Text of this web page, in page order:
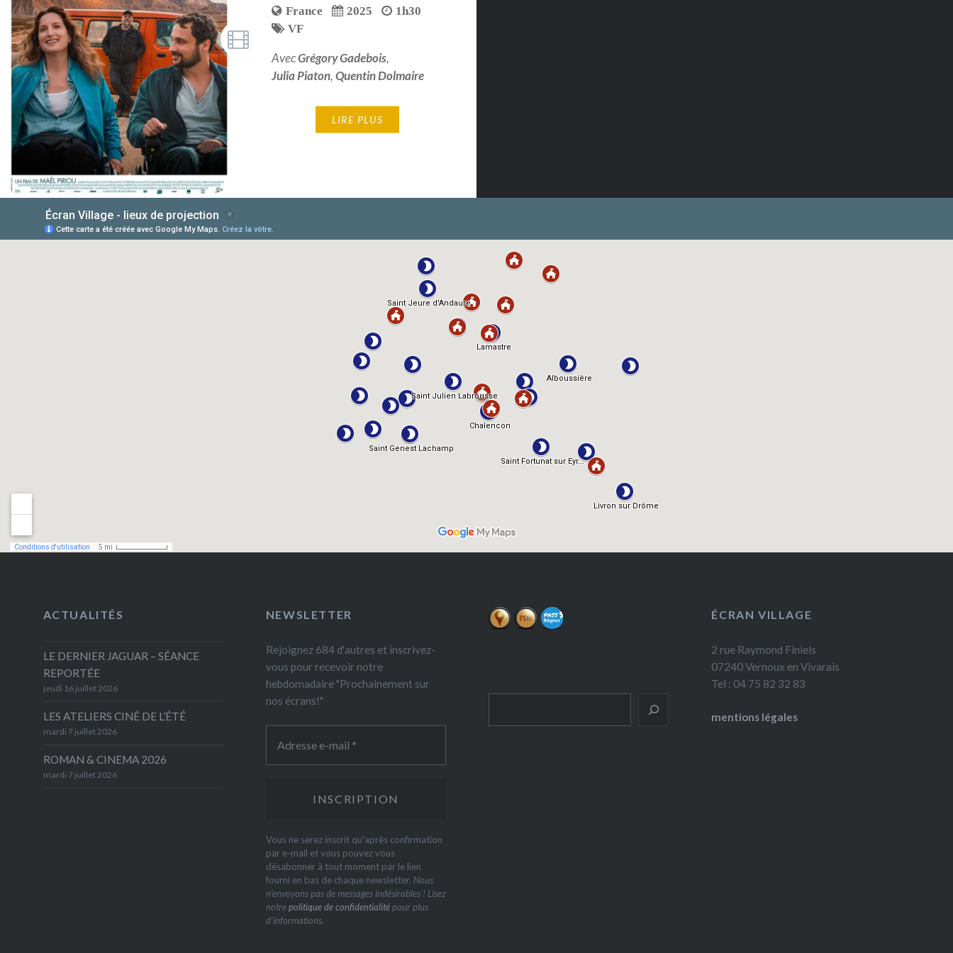
France 2025
1h30
VF
AvecGrégory Gadebois,
Julia Piaton,Quentin Dolmaire
LIRE PLUS
ACTUALITÉS
LE DERNIER JAGUAR – SÉANCE
REPORTÉE
jeudi 16 juillet 2026
LES ATELIERS CINÉ DE L’ÉTÉ
mardi 7 juillet 2026
ROMAN & CINEMA 2026
mardi 7 juillet 2026
NEWSLETTER
Rejoignez 684 d'autres et inscrivez-
vous pour recevoir notre
hebdomadaire "Prochainement sur
nos écrans!"
Vous ne serez inscrit qu'après confirmation
par e-mail et vous pouvez vous
désabonner à tout moment par le lien
fourni en bas de chaque newsletter. Nous
n’envoyons pas de messages indésirables ! Lisez
notrepolitique de confidentialitépour plus
d’informations.
ÉCRAN VILLAGE
2 rue Raymond Finiels
07240 Vernoux en Vivarais
Tel : 04 75 82 32 83
mentions légales